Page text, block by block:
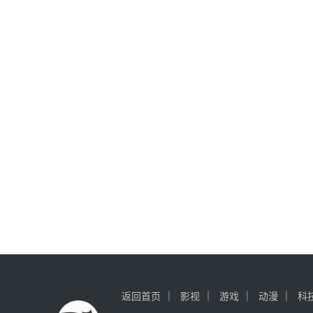
返回首页 影视 游戏 动漫 科